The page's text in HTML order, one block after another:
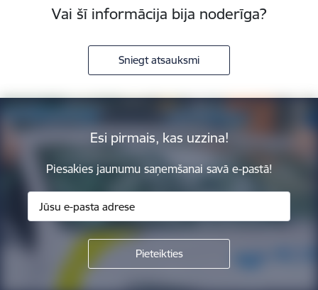
Vai šī informācija bija noderīga?
Sniegt atsauksmi
Esi pirmais, kas uzzina!
Piesakies jaunumu saņemšanai savā e-pastā!